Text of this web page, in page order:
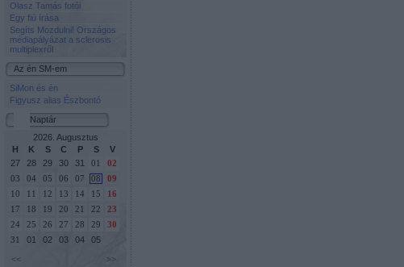
Olasz Tamás fotói
Egy fiú írása
Segíts Mozdulni! Országos
médiapályázat a sclerosis
multiplexről
Az én SM-em
SiMon és én
Figyusz alias Észbontó
Naptár
2026. Augusztus
H
K S C P S
V
27
28 29 30 31 01
02
03
04 05 06 07 08
09
10
11 12 13 14 15
16
17
18 19 20 21 22
23
24
25 26 27 28 29
30
31
01 02 03 04
05
<<
>>